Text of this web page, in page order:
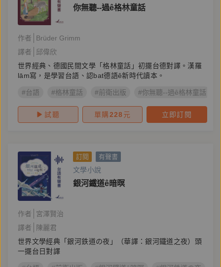
你無聽--過ê格林童話
作者
Brüder Grimm
譯者
邱偉欣
世界經典、德國民間文學「格林童話」初擺台德對譯。漢羅
lām寫，是學習台語、認bat德語ê新時代讀本。
#台語 #格林童話 #前衛出版 #你無聽--過ê格林童話
試聽 單購228元 立即訂閱
訂閱 有聲書
文學小說
銀河鐵道ê暗暝
作者
宮澤賢治
譯者
陳麗君
世界文學經典「銀河鉄道の夜」（華譯：銀河鐵道之夜）頭
一擺台日對譯